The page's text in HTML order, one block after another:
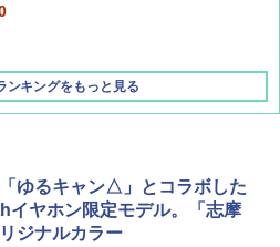
ンキングをもっと見る
の歩き方 チェンマイ タイ北部の魅
2026～2027 地球の歩き方D アジア
ーズコレクション 山善] ポップアッ
傘みたいに広げて畳める パッとサ
シェード キューブ フルクローズ メ
単設置 ワンタッチテント キャンプ
パラソル 大型 ビーチ アウトドアパ
ーデン サイトシート付 折りたたみ
カット 4段階高さ調整 軽量 収納袋付
ゆるキャン△」とコラボした
イヤホン限定モデル。「志摩
ジナルカラー